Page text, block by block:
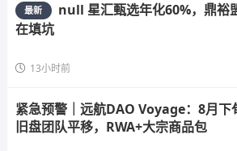
最新
null 星汇甄选年化60%，鼎裕
在填坑
13小时前
紧急预警｜远航DAO Voyage：8月下
旧盘团队平移，RWA+大宗商品包